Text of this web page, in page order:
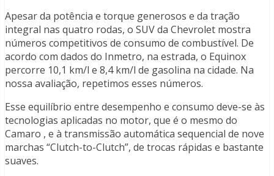
Apesar da potência e torque generosos e da tração
integral nas quatro rodas, o SUV da Chevrolet mostra
números competitivos de consumo de combustível. De
acordo com dados do Inmetro, na estrada, o Equinox
percorre 10,1 km/l e 8,4 km/l de gasolina na cidade. Na
nossa avaliação, repetimos esses números.
Esse equilíbrio entre desempenho e consumo deve-se às
tecnologias aplicadas no motor, que é o mesmo do
Camaro , e à transmissão automática sequencial de nove
marchas “Clutch-to-Clutch”, de trocas rápidas e bastante
suaves.